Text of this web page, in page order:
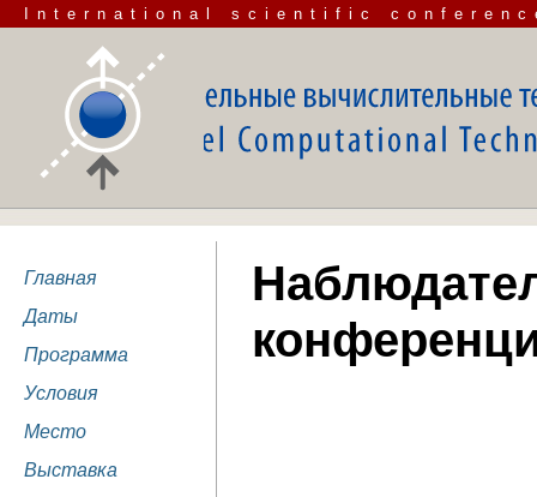
International scientific
Главная
Даты
Программа
Условия
Место
Выставка